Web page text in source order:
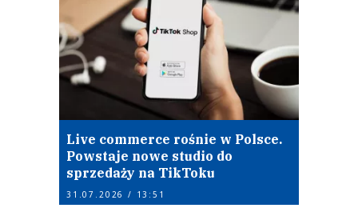
Live commerce rośnie w Polsce.
Powstaje nowe studio do
sprzedaży na TikToku
31.07.2026 / 13:51